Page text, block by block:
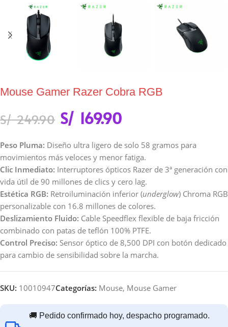
Mouse Gamer Razer Cobra RGB
S/249.90 S/ 169.90
Peso Pluma: Diseño ultra ligero de solo 58 gramos para
movimientos más veloces y menor fatiga.
Clic Inmediato: Interruptores ópticos Razer de 3ª generación con
vida útil de 90 millones de clics y cero lag.
Estética RGB: Retroiluminación inferior (underglow) Chroma RGB
personalizable con 16.8 millones de colores.
Deslizamiento Fluido: Cable Speedflex flexible de baja fricción
combinado con patas de teflón 100% PTFE.
Control Preciso: Sensor óptico de 8,500 DPI con botón dedicado
para cambio de sensibilidad sobre la marcha.
SKU: 10010947Categorías: Mouse, Mouse Gamer
🚚 Pedido confirmado hoy, despacho programado.